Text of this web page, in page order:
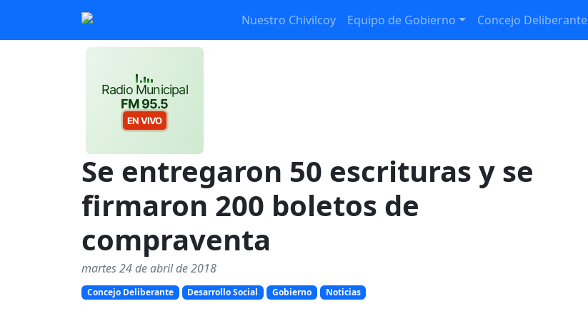
Nuestro Chivilcoy Equipo de Gobierno Concejo Deliberante
Radio Municipal
FM 95.5
EN VIVO
Se entregaron 50 escrituras y se
firmaron 200 boletos de
compraventa
martes 24 de abril de 2018
Concejo Deliberante Desarrollo Social Gobierno Noticias